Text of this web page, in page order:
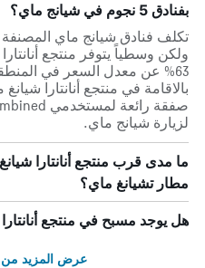
بفنادق 5 نجوم في شيانج ماي؟
ولكن وسطياً يتوفر منتجع
63% عن معدل السعر في
لزيارة شيانج ماي.
ما مدى قرب منتجع أنانتارا
مطار تشيانغ ماي؟
هل يوجد مسبح في منتجع
عرض المزيد من